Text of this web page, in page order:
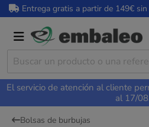
Entrega gratis a partir de 149€
El servicio de atención al cliente
al 17/
Bolsas de burbujas